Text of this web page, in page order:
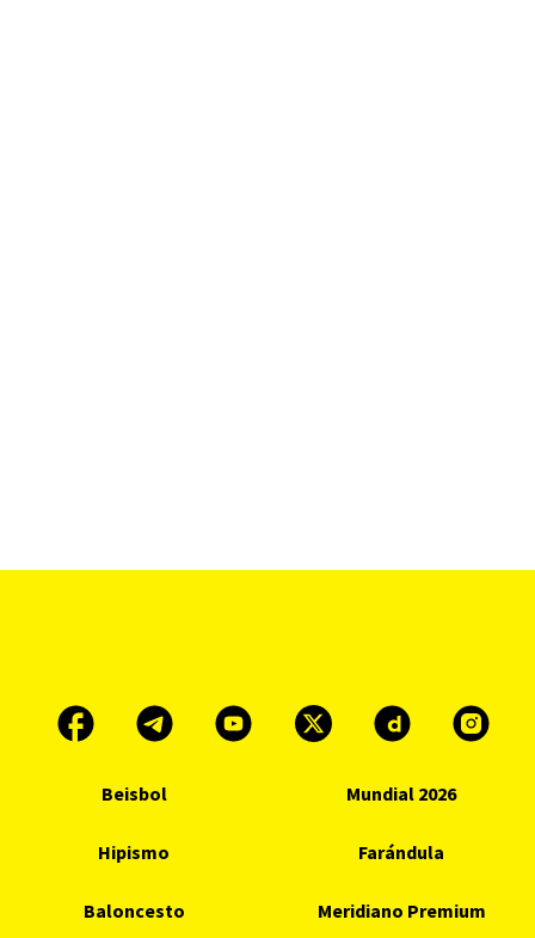
Beisbol Mundial 2026
Hipismo Farándula
Baloncesto Meridiano Premium